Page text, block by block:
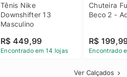
Tênis Nike
Downshifter 13
Masculino
R$ 449,99
Encontrado em 14 lojas
Chuteira
Beco 2 -
R$
Encontrado
Ver Calçados